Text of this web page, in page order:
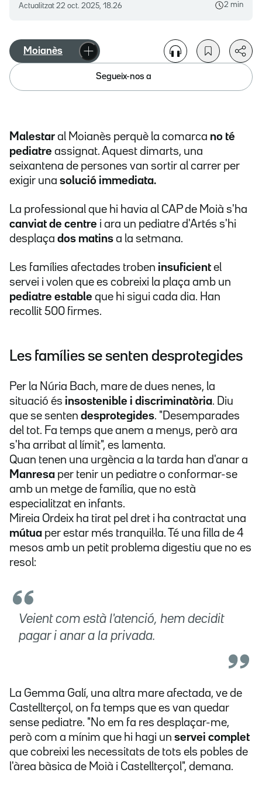
Actualitzat 22 oct. 2025, 18.26 2 min
Moianès
Segueix-nos a
Malestar al Moianès perquè la comarca no té
pediatre assignat. Aquest dimarts, una
seixantena de persones van sortir al carrer per
exigir una solució immediata.
La professional que hi havia al CAP de Moià s'ha
canviat de centre i ara un pediatre d'Artés s'hi
desplaça dos matins a la setmana.
Les famílies afectades troben insuficient el
servei i volen que es cobreixi la plaça amb un
pediatre estable que hi sigui cada dia. Han
recollit 500 firmes.
Les famílies se senten desprotegides
Per la Núria Bach, mare de dues nenes, la
situació és insostenible i discriminatòria. Diu
que se senten desprotegides. "Desemparades
del tot. Fa temps que anem a menys, però ara
s'ha arribat al límit", es lamenta.
Quan tenen una urgència a la tarda han d'anar a
Manresa per tenir un pediatre o conformar-se
amb un metge de família, que no està
especialitzat en infants.
Mireia Ordeix ha tirat pel dret i ha contractat una
mútua per estar més tranquil·la. Té una filla de 4
mesos amb un petit problema digestiu que no es
resol:
Veient com està l'atenció, hem decidit
pagar i anar a la privada.
La Gemma Galí, una altra mare afectada, ve de
Castellterçol, on fa temps que es van quedar
sense pediatre. "No em fa res desplaçar-me,
però com a mínim que hi hagi un servei complet
que cobreixi les necessitats de tots els pobles de
l'àrea bàsica de Moià i Castellterçol", demana.